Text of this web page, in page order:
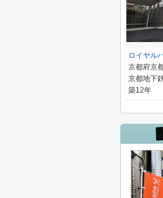
ロイヤル
京都府京
京都地下
築12年